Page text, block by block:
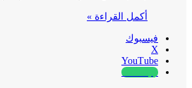
أكمل القراءة »
فيسبوك
‫X
‫YouTube
whatsapp